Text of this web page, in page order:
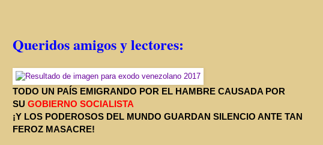
Queridos amigos y lectores:
TODO UN PAÍS EMIGRANDO POR EL HAMBRE CAUSADA POR
SU GOBIERNO SOCIALISTA
¡Y LOS PODEROSOS DEL MUNDO GUARDAN SILENCIO ANTE TAN
FEROZ MASACRE!